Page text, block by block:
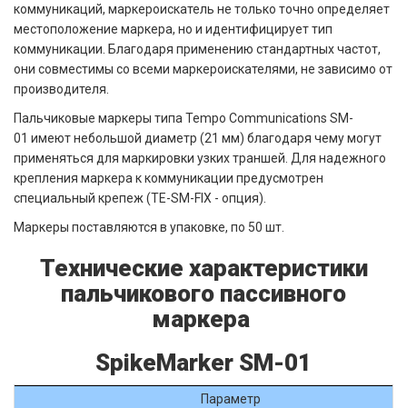
коммуникаций, маркероискатель не только точно определяет
местоположение маркера, но и идентифицирует тип
коммуникации. Благодаря применению стандартных частот,
они совместимы со всеми маркероискателями, не зависимо от
производителя.
Пальчиковые маркеры типа Tempo Communications SM-
01 имеют небольшой диаметр (21 мм) благодаря чему могут
применяться для маркировки узких траншей. Для надежного
крепления маркера к коммуникации предусмотрен
специальный крепеж (TE-SM-FIX - опция).
Маркеры поставляются в упаковке, по 50 шт.
Технические характеристики
пальчикового пассивного
маркера
SpikeMarker SM-01
Параметр